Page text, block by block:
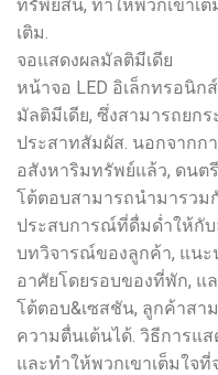
ทรัพย์สิน, ทำให้พวกเขาเ
เติม.
จอแสดงผลมัลติมีเดีย
หน้าจอ LED อิเล็กทรอนิ
มัลติมีเดีย, ซึ่งสามารถยก
ประสาทสัมผัส. นอกจากก
อสังหาริมทรัพย์แล้ว, ดนต
โต้ตอบสามารถนำมารวม
ประสบการณ์ที่ดื่มด่ำให้กับ
บทวิจารณ์ของลูกค้า, แน
อาศัยโดยรอบของที่พัก, แ
โต้ตอบ&เซสชัน, ลูกค้าสา
ความตื่นเต้นได้. วิธีการแ
และทำให้พวกเขาเต็มใจ